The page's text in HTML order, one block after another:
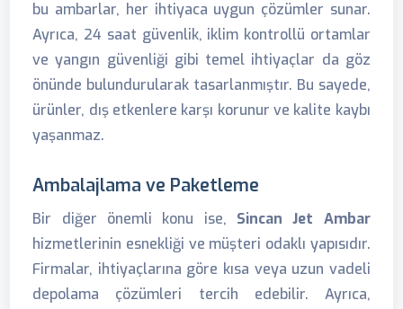
bu ambarlar, her ihtiyaca uygun çözümler sunar.
Ayrıca, 24 saat güvenlik, iklim kontrollü ortamlar
ve yangın güvenliği gibi temel ihtiyaçlar da göz
önünde bulundurularak tasarlanmıştır. Bu sayede,
ürünler, dış etkenlere karşı korunur ve kalite kaybı
yaşanmaz.
Ambalajlama ve Paketleme
Bir diğer önemli konu ise, Sincan Jet Ambar
hizmetlerinin esnekliği ve müşteri odaklı yapısıdır.
Firmalar, ihtiyaçlarına göre kısa veya uzun vadeli
depolama çözümleri tercih edebilir. Ayrıca,